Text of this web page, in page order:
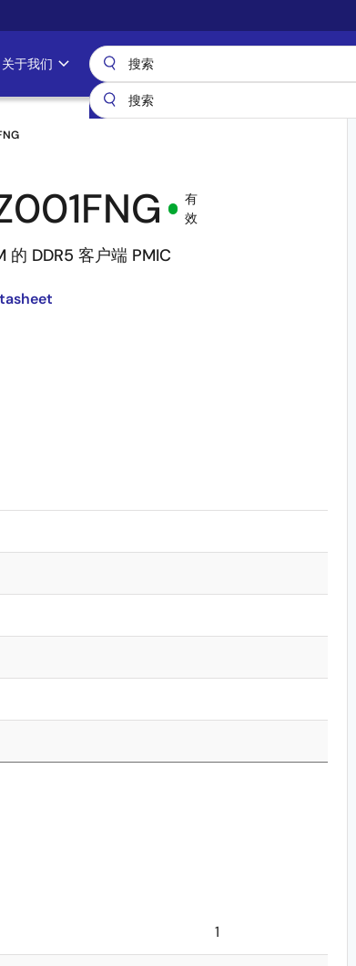
关于我们
有
效
的 DDR5 客户端 PMIC
1